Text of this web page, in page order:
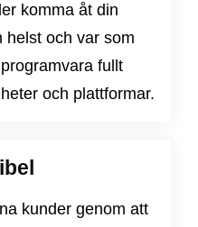
komma åt din
helst och var som
fullt
och plattformar.
kunder genom att